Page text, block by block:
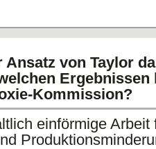
Ansatz von Taylor
Ergebnissen
Kommission?
einförmige Arbeit